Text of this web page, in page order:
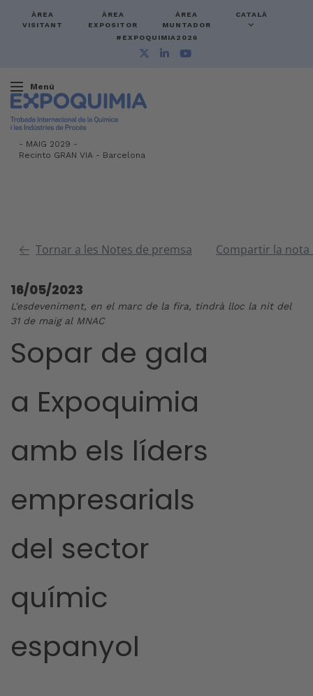
ÀREA
VISITANT
ÀREA
EXPOSITOR
ÀREA
MUNTADOR
CATALÀ
#EXPOQUIMIA2026
Menú
- MAIG 2029 -
Recinto GRAN VIA - Barcelona
Tornar a les Notes de premsa Compartir la nota
16/05/2023
L'esdeveniment, en el marc de la fira, tindrà lloc la nit del
31 de maig al MNAC
Sopar de gala
a Expoquimia
amb els líders
empresarials
del sector
químic
espanyol